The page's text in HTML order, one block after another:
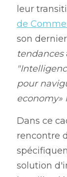
leur
de
son
tendances
pour
economy»
Dans ce
rencontre
solution